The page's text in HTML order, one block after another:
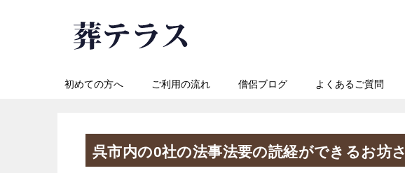
初めての方へ ご利用の流れ 僧侶ブログ よくあるご質問
呉市内の0社の法事法要の読経ができるお坊